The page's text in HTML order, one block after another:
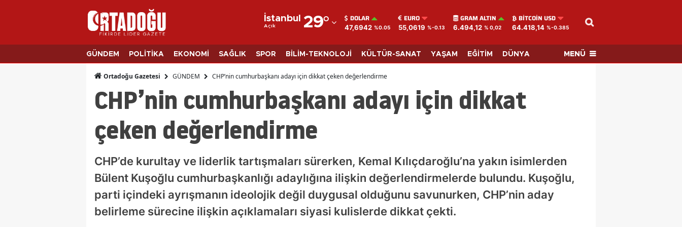
İstanbul
Açık 29°
Adana
Adıyaman
Afyonkarahisar
Amasya
Antalya
Artvin
Aydın
Balıkesir
DOLAR
47,6942 %0.05
EURO
55,0619 %-0.13
GRAM ALTIN
6.494,12 % 0,02
BITCOIN USD
64.418,14 %-0.385
GÜNDEM POLİTİKA EKONOMİ SAĞLIK SPOR BİLİM-TEKNOLOJİ KÜLTÜR-SANAT YAŞAM EĞİTİM DÜNYA MENÜ
Ortadoğu Gazetesi GÜNDEM CHP’nin cumhurbaşkanı adayı için dikkat çeken değerlendirme
CHP’nin cumhurbaşkanı adayı için dikkat
çeken değerlendirme
CHP’de kurultay ve liderlik tartışmaları sürerken, Kemal Kılıçdaroğlu’na yakın isimlerden
Bülent Kuşoğlu cumhurbaşkanlığı adaylığına ilişkin değerlendirmelerde bulundu. Kuşoğlu,
parti içindeki ayrışmanın ideolojik değil duygusal olduğunu savunurken, CHP’nin aday
belirleme sürecine ilişkin açıklamaları siyasi kulislerde dikkat çekti.